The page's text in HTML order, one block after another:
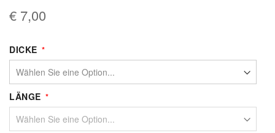
€ 7,00
DICKE
LÄNGE